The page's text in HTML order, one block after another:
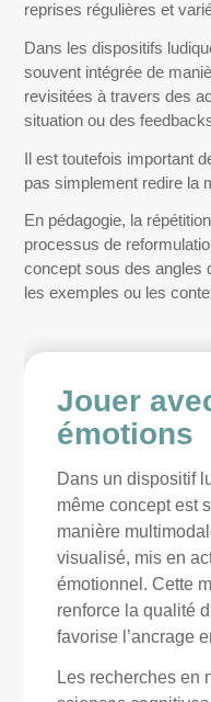
reprises régulières et
Dans les dispositifs
souvent intégrée de
revisitées à travers des
situation ou des
Il est toutefois important
pas simplement redire la
En pédagogie, la
processus de
concept sous des angles
les exemples ou les
Jouer
émotions
Dans un dispositif
même concept est
manière
visualisé, mis en
émotionnel. Cette
renforce la qualité
favorise l’ancrage
Les recherches en